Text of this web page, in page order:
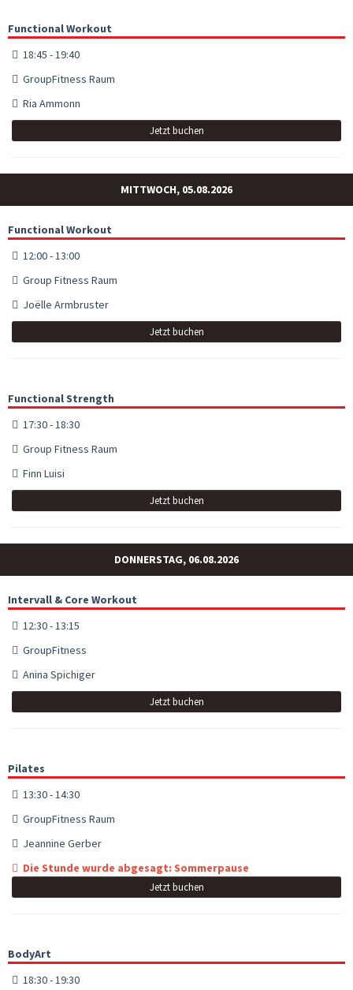
Functional Workout
18:45 - 19:40
GroupFitness Raum
Ria Ammonn
Jetzt buchen
MITTWOCH, 05.08.2026
Functional Workout
12:00 - 13:00
Group Fitness Raum
Joëlle Armbruster
Jetzt buchen
Functional Strength
17:30 - 18:30
Group Fitness Raum
Finn Luisi
Jetzt buchen
DONNERSTAG, 06.08.2026
Intervall & Core Workout
12:30 - 13:15
GroupFitness
Anina Spichiger
Jetzt buchen
Pilates
13:30 - 14:30
GroupFitness Raum
Jeannine Gerber
Die Stunde wurde abgesagt: Sommerpause
Jetzt buchen
BodyArt
18:30 - 19:30